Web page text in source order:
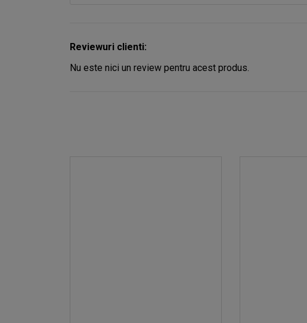
Reviewuri clienti:
Nu este nici un review pentru acest produs.